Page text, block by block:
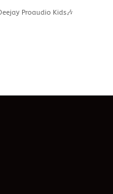
Proaudio Kids🎶